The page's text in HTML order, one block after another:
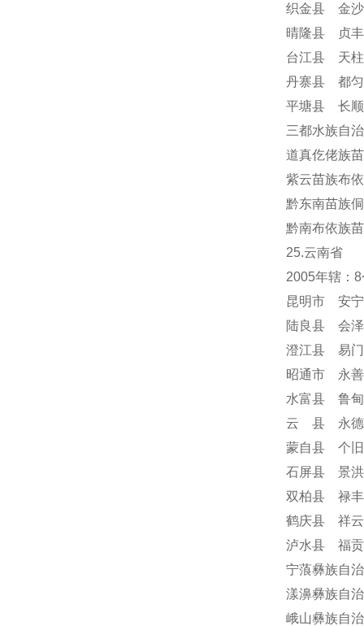
织金县 金
晴隆县 贞
台江县 天
丹寨县 都
平塘县 长
三都水族自
道真仡佬族
紫云苗族布
黔东南苗族
黔南布依族
25.云南省
2005年辖：
昆明市 安
陆良县 会
澄江县 易
昭通市 永
水富县 鲁
云 县 永德
蒙自县 个
石屏县 景
双柏县 禄
鹤庆县 祥
泸水县 福
宁蒗彝族自
漾濞彝族自
峨山彝族自